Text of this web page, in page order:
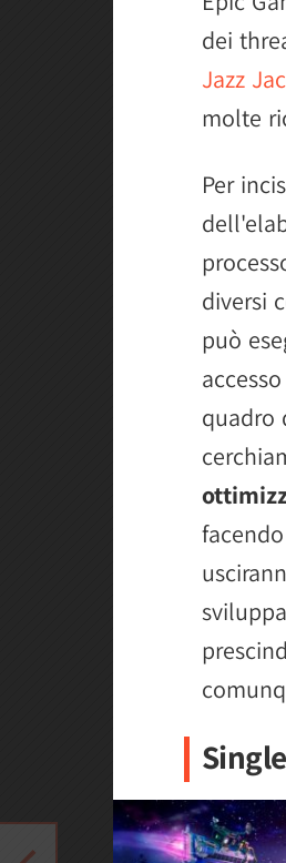
dei
Jazz
molte
Per
diversi
può
quadro